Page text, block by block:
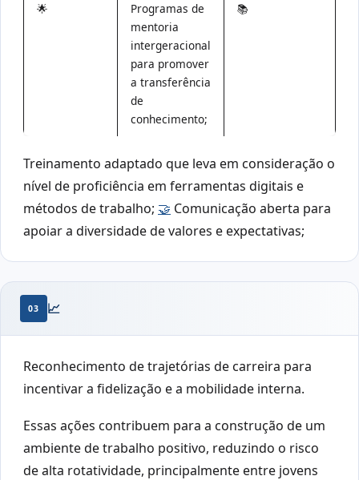
🌟
Programas de
mentoria
intergeracional
para promover
a transferência
de
conhecimento;
📚
Treinamento adaptado que leva em consideração o
nível de proficiência em ferramentas digitais e
métodos de trabalho; 🤝 Comunicação aberta para
apoiar a diversidade de valores e expectativas;
03 📈
Reconhecimento de trajetórias de carreira para
incentivar a fidelização e a mobilidade interna.
Essas ações contribuem para a construção de um
ambiente de trabalho positivo, reduzindo o risco
de alta rotatividade, principalmente entre jovens